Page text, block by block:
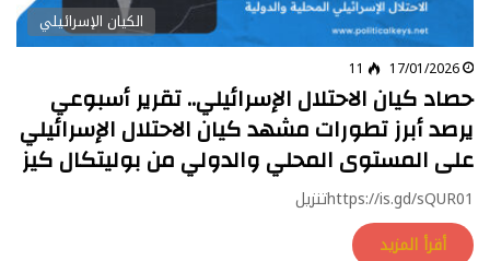
الكيان الإسرائيلي
17/01/2026
11
حصاد كيان الاحتلال الإسرائيلي.. تقرير أسبوعي
يرصد أبرز تطورات مشهد كيان الاحتلال الإسرائيلي
على المستوى المحلي والدولي من بوليتكال كيز
https://is.gd/sQUR01تنزيل
أقرأ المزيد